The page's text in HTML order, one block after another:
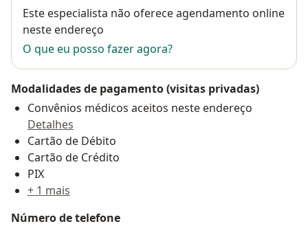
Disponibilidade
Este especialista não oferece agendamento online
neste endereço
O que eu posso fazer agora?
Modalidades de pagamento (visitas privadas)
Convênios médicos aceitos neste endereço
Detalhes
Cartão de Débito
Cartão de Crédito
PIX
+ 1 mais
Número de telefone